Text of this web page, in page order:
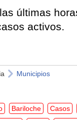
últimas
activos.
Municipios
Bariloche Casos